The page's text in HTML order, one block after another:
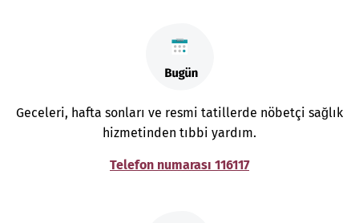
Geceleri, hafta sonları ve resmi tatillerde nöbetçi sağlık
hizmetinden tıbbi yardım.
Telefon numarası 116117